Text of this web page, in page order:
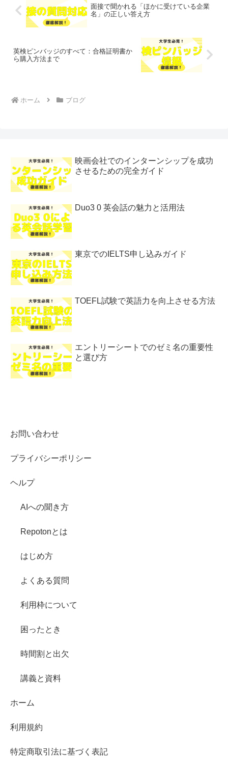
面接で聞かれる「ほかに受けている企業
名」の正しい答え方
英検ピンバッジのすべて：合格証明書か
ら購入方法まで
ホーム ブログ
映画会社でのインターンシップを成功
させるための完全ガイド
Duo3 0 英会話の魅力と活用法
東京でのIELTS申し込みガイド
TOEFL試験で英語力を向上させる方法
エントリーシートでのゼミ名の重要性
と選び方
お問い合わせ
プライバシーポリシー
ヘルプ
AIへの聞き方
Repotonとは
はじめ方
よくある質問
利用枠について
困ったとき
時間割と出欠
講義と資料
ホーム
利用規約
特定商取引法に基づく表記